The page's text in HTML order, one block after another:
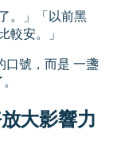
。」「以前黑
較安。」
口號，而是 一盞
大影響力